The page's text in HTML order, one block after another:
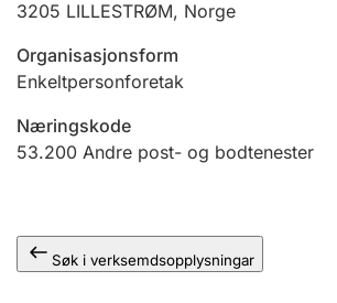
Ektepaktrettleiaren
Andre tema
3205 LILLESTRØM, Norge
Organisasjonsform
Enkeltpersonforetak
Næringskode
53.200 Andre post- og bodtenester
Søk i verksemdsopplysningar